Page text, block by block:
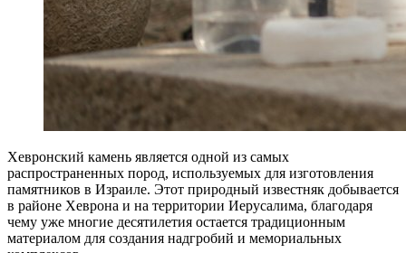
Хевронский камень является одной из самых
распространенных пород, используемых для изготовления
памятников в Израиле. Этот природный известняк добывается
в районе Хеврона и на территории Иерусалима, благодаря
чему уже многие десятилетия остается традиционным
материалом для создания надгробий и мемориальных